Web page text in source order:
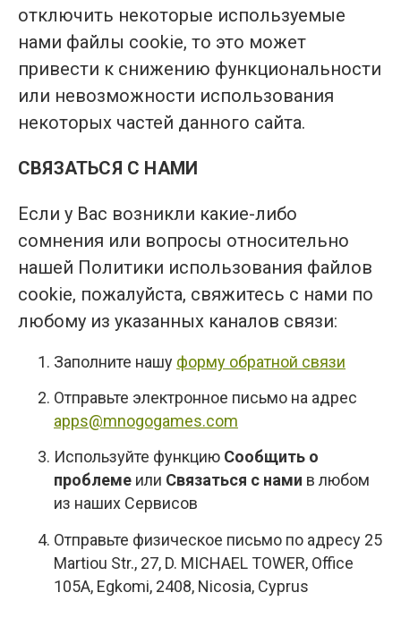
отключить некоторые используемые
нами файлы cookie, то это может
привести к снижению функциональности
или невозможности использования
некоторых частей данного сайта.
СВЯЗАТЬСЯ С НАМИ
Если у Вас возникли какие-либо
сомнения или вопросы относительно
нашей Политики использования файлов
cookie, пожалуйста, свяжитесь с нами по
любому из указанных каналов связи:
Заполните нашу форму обратной связи
Отправьте электронное письмо на адрес
apps@mnogogames.com
Используйте функцию Сообщить о
проблеме или Связаться с нами в любом
из наших Сервисов
Отправьте физическое письмо по адресу 25
Martiou Str., 27, D. MICHAEL TOWER, Office
105A, Egkomi, 2408, Nicosia, Cyprus